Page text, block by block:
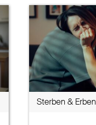
Sterben & Erben